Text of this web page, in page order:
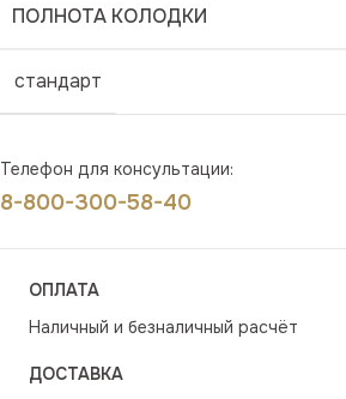
ПОЛНОТА КОЛОДКИ
стандарт
Телефон для консультации:
8-800-300-58-40
ОПЛАТА
Наличный и безналичный расчёт
ДОСТАВКА